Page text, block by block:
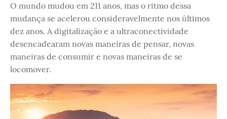
O mundo mudou em 211 anos, mas o ritmo dessa
mudança se acelerou consideravelmente nos últimos
dez anos. A digitalização e a ultraconectividade
desencadearam novas maneiras de pensar, novas
maneiras de consumir e novas maneiras de se
locomover.